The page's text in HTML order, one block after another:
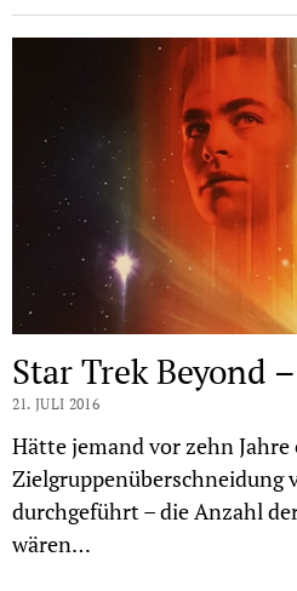
Star Trek Beyond
21. JULI 2016
Hätte jemand vor zehn
Zielgruppenüberschneidung
durchgeführt – die Anzahl
wären…